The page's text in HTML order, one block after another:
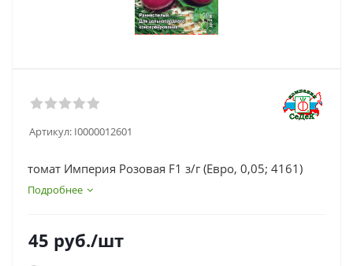
Артикул: I0000012601
томат Империя Розовая F1 з/г (Евро, 0,05; 4161)
Подробнее
45 руб./шт